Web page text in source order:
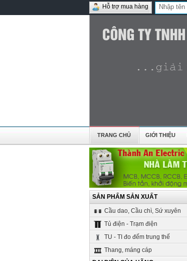
Hỗ trợ mua hàng
TRANG CHỦ GIỚI THIỆU
SẢN PHẨM SẢN XUẤT
Cầu dao, Cầu chì, Sứ xuyên
Tủ điện - Trạm điện
TU - TI đo đếm trung thế
Thang, máng cáp